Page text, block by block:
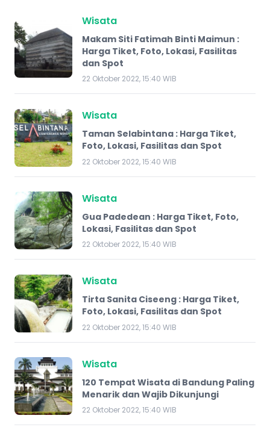
Wisata
Makam Siti Fatimah Binti Maimun :
Harga Tiket, Foto, Lokasi, Fasilitas
dan Spot
22 Oktober 2022, 15:40 WIB
Wisata
Taman Selabintana : Harga Tiket,
Foto, Lokasi, Fasilitas dan Spot
22 Oktober 2022, 15:40 WIB
Wisata
Gua Padedean : Harga Tiket, Foto,
Lokasi, Fasilitas dan Spot
22 Oktober 2022, 15:40 WIB
Wisata
Tirta Sanita Ciseeng : Harga Tiket,
Foto, Lokasi, Fasilitas dan Spot
22 Oktober 2022, 15:40 WIB
Wisata
120 Tempat Wisata di Bandung Paling
Menarik dan Wajib Dikunjungi
22 Oktober 2022, 15:40 WIB